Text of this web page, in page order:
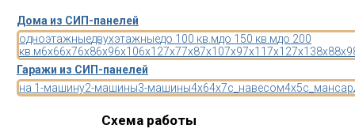
Дома из СИП-панелей
одноэтажныедвухэтажныедо 100 кв.мдо 150 кв.мдо 200
кв.м6x66x76x86x96x106x127x77x87x107x97x11 7x127x138x88x9
Гаражи из СИП-панелей
на 1-машину2-машины3-машины4x64x7с_навесом4x5
Схема работы